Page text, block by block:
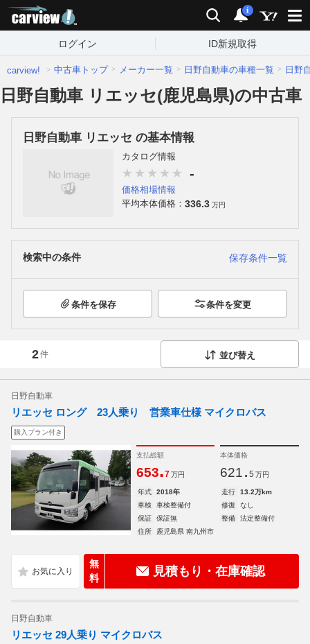
検索 通知
i
ログイン ID新規取得
carview! 中古車トップ メーカー一覧 日野自動車の車種一覧 日野
日野自動車 リエッセ(鹿児島県)の中古車
日野自動車 リエッセ の基本情報
カタログ情報
-
価格相場情報
平均本体価格： 336.3 万円
検索中の条件 保存条件一覧
条件を保存 条件を変更
2件 並び替え
日野自動車
リエッセ ロング 23人乗り 営業車仕様 マイクロバス
購入プラン付き
支払総額
653.7 万円
本体価格
621. 5 万円
年式 2018年 走行
13.2万km
車検
車検整備付 修復
なし
保証
保証無 整備
法定整備付
住所
鹿児島県 南九州市
無
料
見積もり・在庫確認
日野自動車
リエッセ 29人乗り マイクロバス